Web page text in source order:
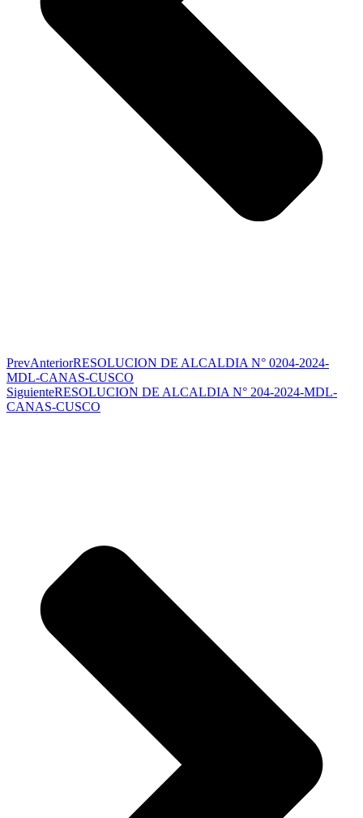
PrevAnteriorRESOLUCION DE ALCALDIA N° 0204-2024-
MDL-CANAS-CUSCO
SiguienteRESOLUCION DE ALCALDIA N° 204-2024-MDL-
CANAS-CUSCO